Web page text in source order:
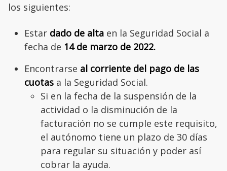
los siguientes:
Estar dado de alta en la Seguridad Social a
fecha de 14 de marzo de 2022.
Encontrarse al corriente del pago de las
cuotas a la Seguridad Social.
Si en la fecha de la suspensión de la
actividad o la disminución de la
facturación no se cumple este requisito,
el autónomo tiene un plazo de 30 días
para regular su situación y poder así
cobrar la ayuda.